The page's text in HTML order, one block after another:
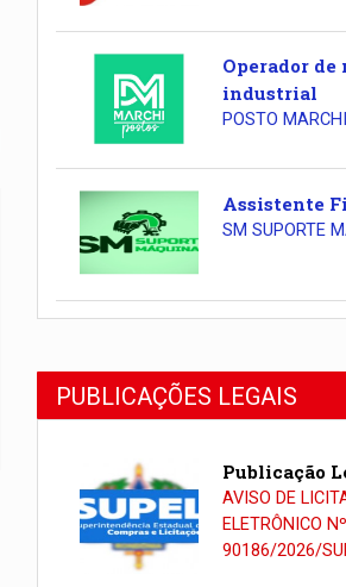
Operador de
industrial
POSTO MARCHI I
Assistente
SM SUPORTE
PUBLICAÇÕES LEGAIS
Publicação
AVISO DE
ELETRÔNICO Nº
90186/2026/